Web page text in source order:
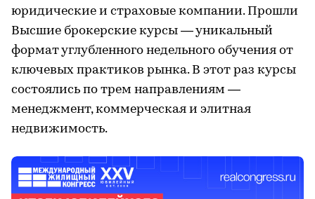
юридические и страховые компании. Прошли
Высшие брокерские курсы — уникальный
формат углубленного недельного обучения от
ключевых практиков рынка. В этот раз курсы
состоялись по трем направлениям —
менеджмент, коммерческая и элитная
недвижимость.